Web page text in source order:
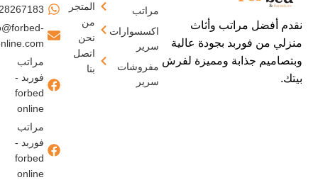
نقدم أفضل مراتب وأثاث
منزلي من فوربد بجودة عالية
وبتصاميم جذابة ومميزة لفرش
بيتك.
مراتب
اكسسوارات
سرير
مفروشات
سرير
المتجر
من
نحن
اتصل
بنا
مراتب
فوربد -
forbed
online
مراتب
فوربد -
forbed
online